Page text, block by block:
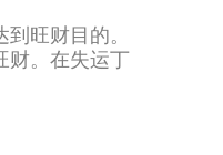
旺财目的。
财。在失运丁